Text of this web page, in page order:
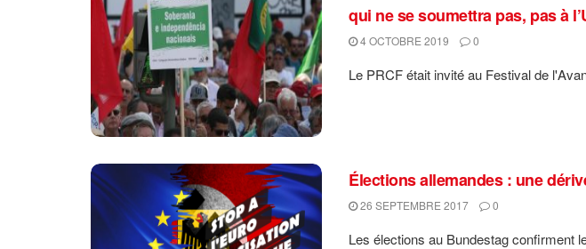
qui ne se soumettra pas, pas à
4 OCTOBRE 2019 0
Le PRCF était invité au Festival de
Élections allemandes : une
26 SEPTEMBRE 2017 0
Les élections au Bundestag confirment